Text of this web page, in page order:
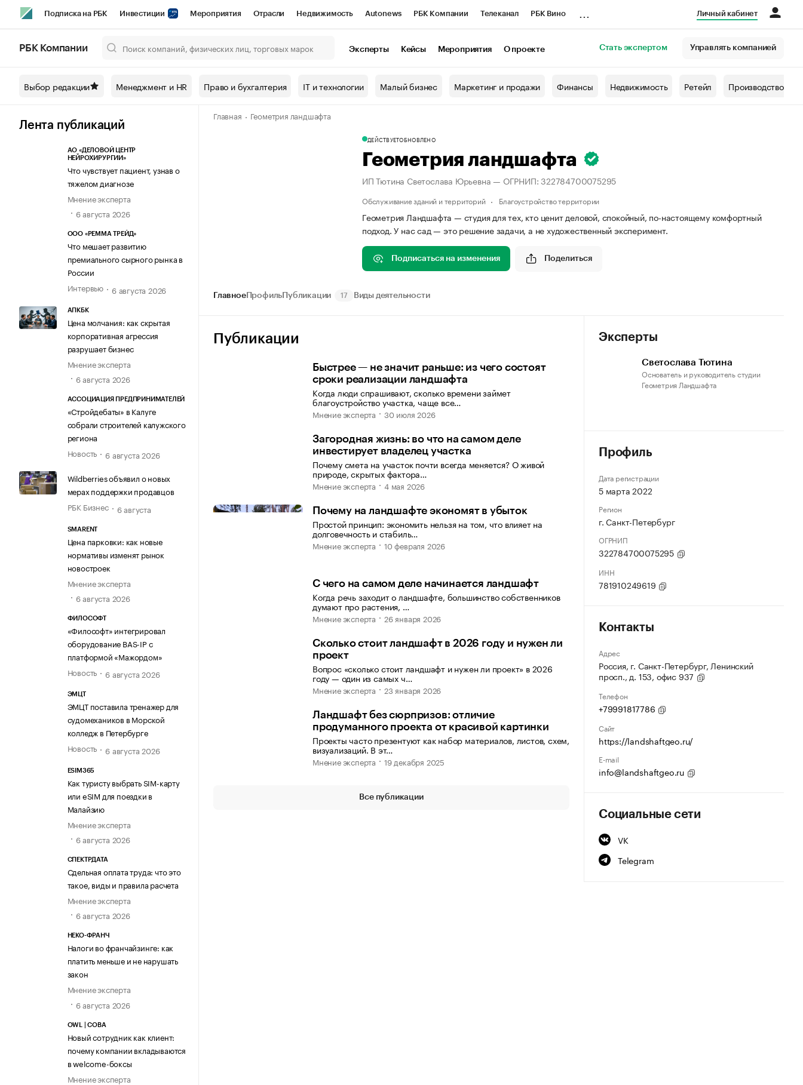
Подписка на РБК Инвестиции Мероприятия Отрасли Недвижимость Autonews РБК Компании Телеканал РБК Вино
Спецпроекты СПб Конференции СПб Спецпроекты Проверка контрагентов
Технологии и медиа Рынок наличной валюты
Личный кабинет
РБК Компании Эксперты Кейсы Мероприятия О проекте Стать экспертом Управлять компанией
Выбор редакции Менеджмент и HR Право и бухгалтерия IT и технологии Малый бизнес Маркетинг и продажи Финансы Недвижимость Ретейл Производство
Лента публикаций
АО «ДЕЛОВОЙ ЦЕНТР
НЕЙРОХИРУРГИИ»
Что чувствует пациент, узнав о
тяжелом диагнозе
Мнение эксперта
6 августа 2026
ООО «РЕММА ТРЕЙД»
Что мешает развитию
премиального сырного рынка в
России
Интервью
6 августа 2026
АПКБК
Цена молчания: как скрытая
корпоративная агрессия
разрушает бизнес
Мнение эксперта
6 августа 2026
АССОЦИАЦИЯ ПРЕДПРИНИМАТЕЛЕЙ
«Стройдебаты» в Калуге
собрали строителей калужского
региона
Новость
6 августа 2026
Wildberries объявил о новых
мерах поддержки продавцов
РБК Бизнес
6 августа
SMARENT
Цена парковки: как новые
нормативы изменят рынок
новостроек
Мнение эксперта
6 августа 2026
ФИЛОСОФТ
«Философт» интегрировал
оборудование BAS-IP с
платформой «Мажордом»
Новость
6 августа 2026
ЭМЦТ
ЭМЦТ поставила тренажер для
судомехаников в Морской
колледж в Петербурге
Новость
6 августа 2026
ESIM365
Как туристу выбрать SIM-карту
или eSIM для поездки в
Малайзию
Мнение эксперта
6 августа 2026
СПЕКТРДАТА
Сдельная оплата труда: что это
такое, виды и правила расчета
Мнение эксперта
6 августа 2026
НЕКО-ФРАНЧ
Налоги во франчайзинге: как
платить меньше и не нарушать
закон
Мнение эксперта
6 августа 2026
OWL | СОВА
Новый сотрудник как клиент:
почему компании вкладываются
в welcome-боксы
Мнение эксперта
Главная Геометрия ландшафта
ДЕЙСТВУЕТОБНОВЛЕНО
Геометрия ландшафта
ИП Тютина Светослава Юрьевна — ОГРНИП: 322784700075295
Обслуживание зданий и территорий Благоустройство территории
Геометрия Ландшафта — студия для тех, кто ценит деловой, спокойный, по-настоящему комфортный
подход. У нас сад — это решение задачи, а не художественный эксперимент.
Подписаться на изменения Поделиться
ГлавноеПрофиль Публикации 17 Виды деятельности
Публикации
Быстрее — не значит раньше: из чего состоят
сроки реализации ландшафта
Когда люди спрашивают, сколько времени займет
благоустройство участка, чаще все…
Мнение эксперта 30 июля 2026
Загородная жизнь: во что на самом деле
инвестирует владелец участка
Почему смета на участок почти всегда меняется? О живой
природе, скрытых фактора…
Мнение эксперта 4 мая 2026
Почему на ландшафте экономят в убыток
Простой принцип: экономить нельзя на том, что влияет на
долговечность и стабиль…
Мнение эксперта 10 февраля 2026
С чего на самом деле начинается ландшафт
Когда речь заходит о ландшафте, большинство собственников
думают про растения, …
Мнение эксперта 26 января 2026
Сколько стоит ландшафт в 2026 году и нужен ли
проект
Вопрос «сколько стоит ландшафт и нужен ли проект» в 2026
году — один из самых ч…
Мнение эксперта 23 января 2026
Ландшафт без сюрпризов: отличие
продуманного проекта от красивой картинки
Проекты часто презентуют как набор материалов, листов, схем,
визуализаций. В эт…
Мнение эксперта 19 декабря 2025
Все публикации
Эксперты
Светослава Тютина
Основатель и руководитель студии
Геометрия Ландшафта
Профиль
Дата регистрации
5 марта 2022
Регион
г. Санкт-Петербург
ОГРНИП
322784700075295
ИНН
781910249619
Контакты
Адрес
Россия, г. Санкт-Петербург, Ленинский
просп., д. 153, офис 937
Телефон
+79991817786
Сайт
https://landshaftgeo.ru/
E-mail
info@landshaftgeo.ru
Социальные сети
VK
Telegram